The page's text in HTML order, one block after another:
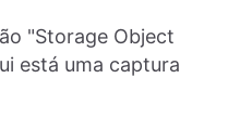
"Storage Object
está uma captura